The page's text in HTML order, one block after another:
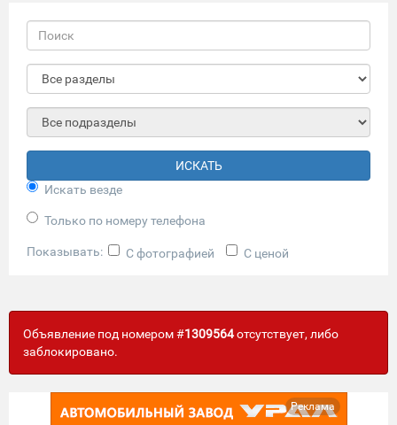
ИСКАТЬ
Искать везде
Только по номеру телефона
Показывать: С фотографией С ценой
Объявление под номером #1309564отсутствует, либо
заблокировано.
Реклама